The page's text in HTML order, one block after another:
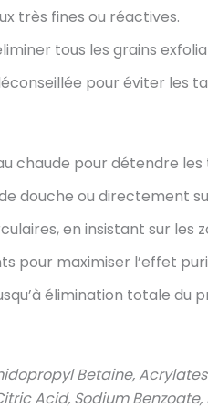
très fines ou réactives.
tous les grains
pour éviter les
chaude pour détendre les
douche ou directement
en insistant sur les
pour maximiser l’effet
élimination totale du
Betaine,
Acid, Sodium Benzoate,